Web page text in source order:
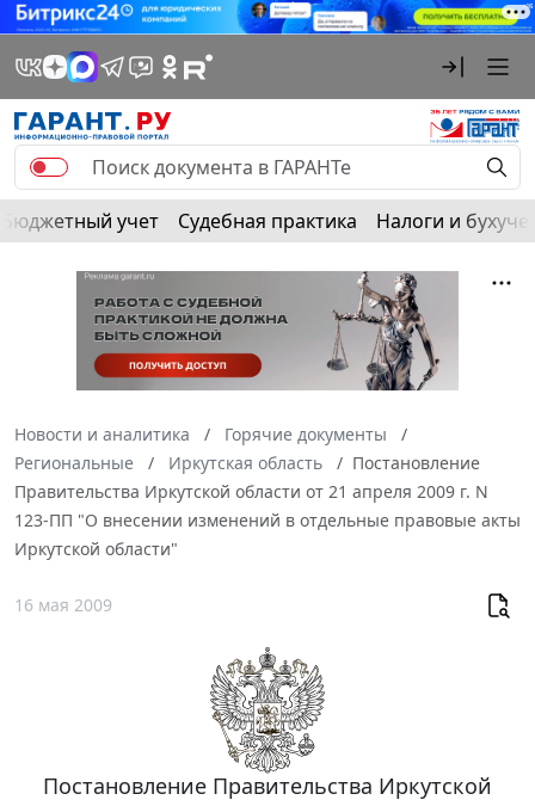
Бюджетный учет Судебная практика Налоги и
Новости и аналитика
Горячие документы
Региональные
Иркутская область
Постановление
Правительства Иркутской области от 21 апреля 2009 г. N
123-ПП "О внесении изменений в отдельные правовые акты
Иркутской области"
16 мая 2009
Постановление Правительства Иркутской